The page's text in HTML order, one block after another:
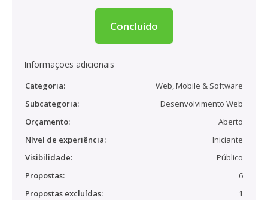
Concluído
Informações adicionais
Categoria:
Web, Mobile & Software
Subcategoria:
Desenvolvimento Web
Orçamento:
Aberto
Nível de experiência:
Iniciante
Visibilidade:
Público
Propostas:
6
Propostas excluídas:
1